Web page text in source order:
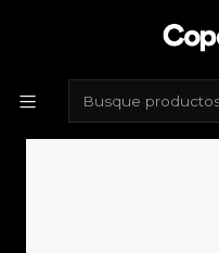
Tienda de
Lentes